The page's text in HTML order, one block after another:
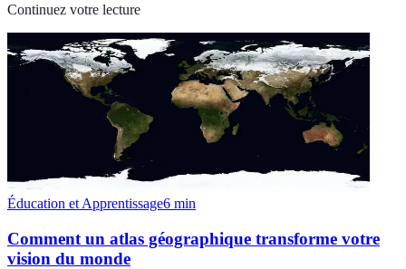
Continuez votre lecture
Éducation et Apprentissage6 min
Comment un atlas géographique transforme votre
vision du monde